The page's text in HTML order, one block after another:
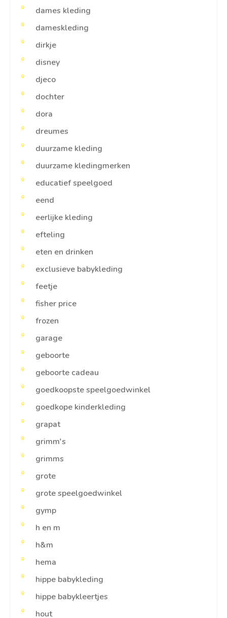
dames kleding
dameskleding
dirkje
disney
djeco
dochter
dora
dreumes
duurzame kleding
duurzame kledingmerken
educatief speelgoed
eend
eerlijke kleding
efteling
eten en drinken
exclusieve babykleding
feetje
fisher price
frozen
garage
geboorte
geboorte cadeau
goedkoopste speelgoedwinkel
goedkope kinderkleding
grapat
grimm's
grimms
grote
grote speelgoedwinkel
gymp
h en m
h&m
hema
hippe babykleding
hippe babykleertjes
hout